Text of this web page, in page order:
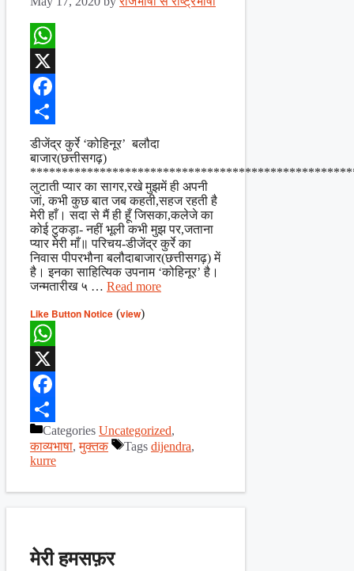
WhatsApp
X
Facebook
Share
डीजेंद्र कुर्रे ‘कोहिनूर’ बलौदा
बाजार(छत्तीसगढ़)
लुटाती प्यार का सागर,रखे मुझमें ही अपनी
जां, कभी कुछ बात जब कहती,सहज रहती है
मेरी हाँ। सदा से मैं ही हूँ जिसका,कलेजे का
कोई टुकड़ा- नहीं भूली कभी मुझ पर,जताना
प्यार मेरी माँ॥ परिचय-डीजेंद्र कुर्रे का
निवास पीपरभौना बलौदाबाजार(छत्तीसगढ़) में
है। इनका साहित्यिक उपनाम ‘कोहिनूर’ है।
जन्मतारीख ५ … Read more
Like Button Notice (view)
WhatsApp
X
Facebook
ShareCategories Uncategorized,
काव्यभाषा,मुक्तक Tags dijendra,
kurre
मेरी हमसफ़र